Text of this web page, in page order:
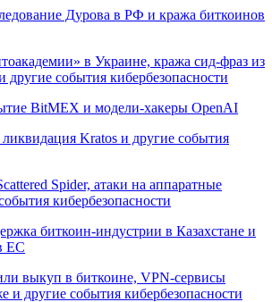
Дурова в РФ и кража биткоинов
в Украине, кража сид-фраз из
другие события кибербезопасности
BitMEX и модели-хакеры OpenAI
Kratos и другие события
Spider, атаки на аппаратные
кибербезопасности
биткоин-индустрии в Казахстане и
ЕС
выкуп в биткоине, VPN-сервисы
и другие события кибербезопасности